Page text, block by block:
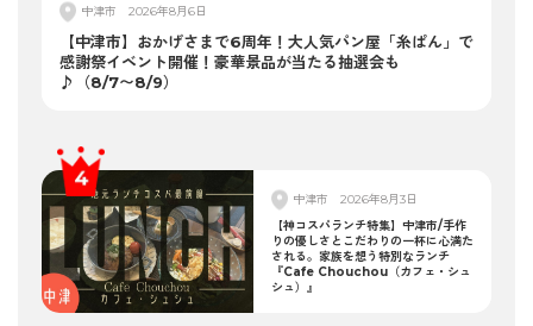
中津市 2026年8月6日
【中津市】おかげさまで6周年！大人気パン屋「糸ぱん」で
感謝祭イベント開催！豪華景品が当たる抽選会も
♪（8/7〜8/9）
中津市
2026年8月3日
【神コスパランチ特集】中津市/手作
りの優しさとこだわりの一杯に心満た
される。家族を想う特別なランチ
『Cafe Chouchou（カフェ・シュ
シュ）』